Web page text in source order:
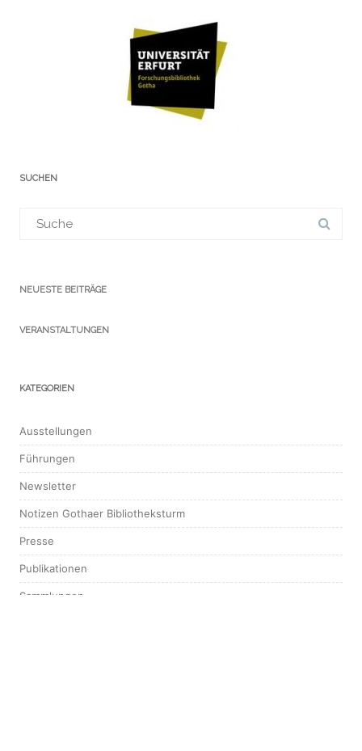
SUCHEN
für:
NEUESTE BEITRÄGE
VERANSTALTUNGEN
KATEGORIEN
Ausstellungen
Führungen
Newsletter
Notizen Gothaer Bibliotheksturm
Presse
Publikationen
Sammlungen